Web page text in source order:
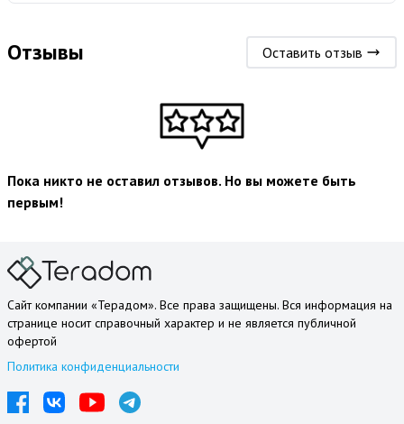
Отзывы Оставить отзыв
Пока никто не оставил отзывов. Но вы можете быть
первым!
Сайт компании «Терадом». Все права защищены. Вся информация на
странице носит справочный характер и не является публичной
офертой
Политика конфиденциальности